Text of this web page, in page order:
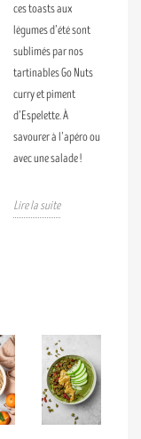
ces toasts aux
légumes d’été sont
sublimés par nos
tartinables Go Nuts
curry et piment
d’Espelette. À
savourer à l’apéro ou
avec une salade !
Lire la suite